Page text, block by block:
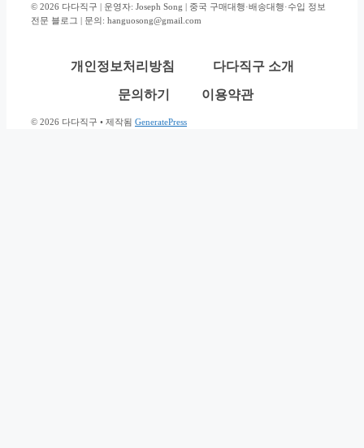
© 2026 다다직구 | 운영자: Joseph Song | 중국 구매대행·배송대행·수입 정보
전문 블로그 | 문의: hanguosong@gmail.com
개인정보처리방침 다다직구 소개
문의하기 이용약관
© 2026 다다직구 • 제작됨 GeneratePress